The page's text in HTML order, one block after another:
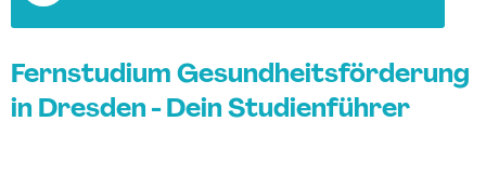
Fernstudium Gesundheitsförderung
in Dresden - Dein Studienführer